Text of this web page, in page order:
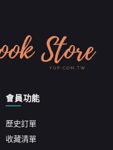
會員功能
歷史訂單
收藏清單